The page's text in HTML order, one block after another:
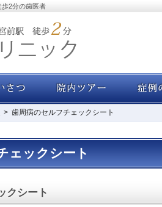
ェックシート
2分の歯医者
クシート
院長あいさつ・経歴 院内ツアー
> 歯周病のセルフチェックシート